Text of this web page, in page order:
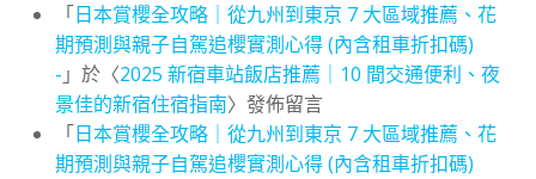
「日本賞櫻全攻略｜從九州到東京 7 大區域推薦、花
期預測與親子自駕追櫻實測心得 (內含租車折扣碼)
- 」於〈2025 新宿車站飯店推薦｜10 間交通便利、夜
景佳的新宿住宿指南〉發佈留言
「日本賞櫻全攻略｜從九州到東京 7 大區域推薦、花
期預測與親子自駕追櫻實測心得 (內含租車折扣碼)